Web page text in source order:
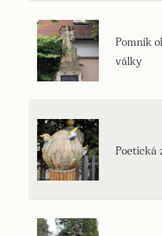
Pomník
války
Poetická